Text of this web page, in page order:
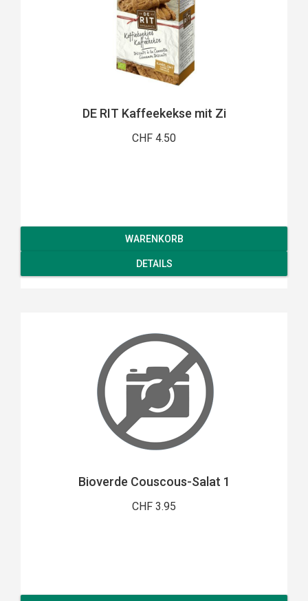
DE RIT Kaffeekekse mit Zi
CHF 4.50
WARENKORB
DETAILS
Bioverde Couscous-Salat 1
CHF 3.95